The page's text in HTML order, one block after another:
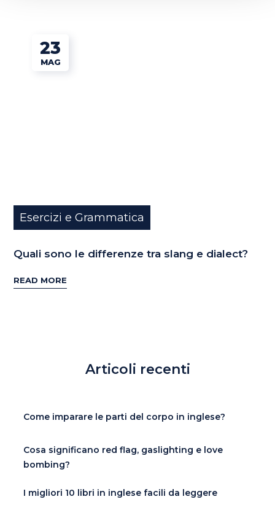
23
MAG
Esercizi e Grammatica
Quali sono le differenze tra slang e dialect?
READ MORE
Articoli recenti
Come imparare le parti del corpo in inglese?
Cosa significano red flag, gaslighting e love
bombing?
I migliori 10 libri in inglese facili da leggere